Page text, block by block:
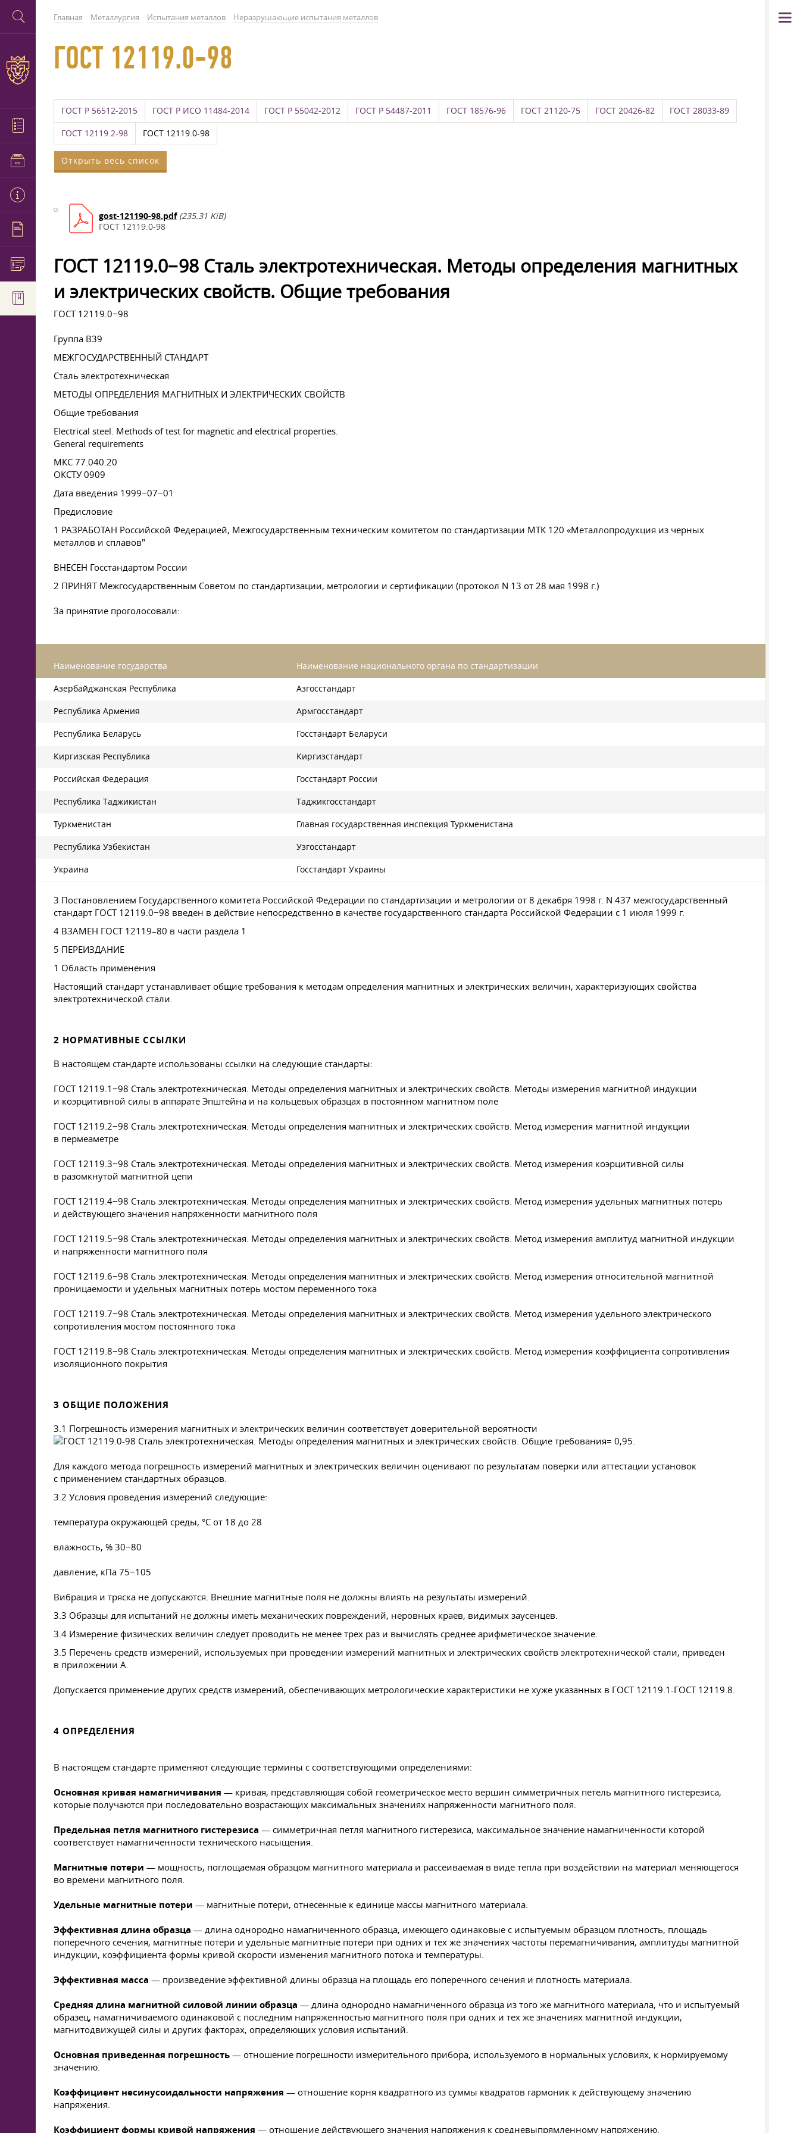
Главная Металлургия Испытания металлов Неразрушающие испытания металлов
ГОСТ 12119.0-98
ГОСТ Р 56512-2015 ГОСТ Р ИСО 11484-2014 ГОСТ Р 55042-2012 ГОСТ Р 54487-2011 ГОСТ 18576-96 ГОСТ 21120-75 ГОСТ 20426-82 ГОСТ 28033-89
ГОСТ 12119.2-98 ГОСТ 12119.0-98
Открыть весь список
gost-121190-98.pdf (235.31 KiB)
ГОСТ 12119.0-98
ГОСТ 12119.0−98 Сталь электротехническая. Методы определения магнитных
и электрических свойств. Общие требования
ГОСТ 12119.0−98
Группа В39
МЕЖГОСУДАРСТВЕННЫЙ СТАНДАРТ
Сталь электротехническая
МЕТОДЫ ОПРЕДЕЛЕНИЯ МАГНИТНЫХ И ЭЛЕКТРИЧЕСКИХ СВОЙСТВ
Общие требования
Electrical steel. Methods of test for magnetic and electrical properties.
General requirements
МКС 77.040.20
ОКСТУ 0909
Дата введения 1999−07−01
Предисловие
1 РАЗРАБОТАН Российской Федерацией, Межгосударственным техническим комитетом по стандартизации МТК 120 «Металлопродукция из черных
металлов и сплавов"
ВНЕСЕН Госстандартом России
2 ПРИНЯТ Межгосударственным Советом по стандартизации, метрологии и сертификации (протокол N 13 от 28 мая 1998 г.)
За принятие проголосовали:
Наименование государства Наименование национального органа по стандартизации
Азербайджанская Республика Азгосстандарт
Республика Армения Армгосстандарт
Республика Беларусь Госстандарт Беларуси
Киргизская Республика Киргизстандарт
Российская Федерация Госстандарт России
Республика Таджикистан Таджикгосстандарт
Туркменистан Главная государственная инспекция Туркменистана
Республика Узбекистан Узгосстандарт
Украина Госстандарт Украины
3 Постановлением Государственного комитета Российской Федерации по стандартизации и метрологии от 8 декабря 1998 г. N 437 межгосударственный
стандарт ГОСТ 12119.0−98 введен в действие непосредственно в качестве государственного стандарта Российской Федерации с 1 июля 1999 г.
4 ВЗАМЕН ГОСТ 12119–80 в части раздела 1
5 ПЕРЕИЗДАНИЕ
1 Область применения
Настоящий стандарт устанавливает общие требования к методам определения магнитных и электрических величин, характеризующих свойства
электротехнической стали.
2 НОРМАТИВНЫЕ ССЫЛКИ
В настоящем стандарте использованы ссылки на следующие стандарты:
ГОСТ 12119.1−98 Сталь электротехническая. Методы определения магнитных и электрических свойств. Методы измерения магнитной индукции
и коэрцитивной силы в аппарате Эпштейна и на кольцевых образцах в постоянном магнитном поле
ГОСТ 12119.2−98 Сталь электротехническая. Методы определения магнитных и электрических свойств. Метод измерения магнитной индукции
в пермеаметре
ГОСТ 12119.3−98 Сталь электротехническая. Методы определения магнитных и электрических свойств. Метод измерения коэрцитивной силы
в разомкнутой магнитной цепи
ГОСТ 12119.4−98 Сталь электротехническая. Методы определения магнитных и электрических свойств. Метод измерения удельных магнитных потерь
и действующего значения напряженности магнитного поля
ГОСТ 12119.5−98 Сталь электротехническая. Методы определения магнитных и электрических свойств. Метод измерения амплитуд магнитной индукции
и напряженности магнитного поля
ГОСТ 12119.6−98 Сталь электротехническая. Методы определения магнитных и электрических свойств. Метод измерения относительной магнитной
проницаемости и удельных магнитных потерь мостом переменного тока
ГОСТ 12119.7−98 Сталь электротехническая. Методы определения магнитных и электрических свойств. Метод измерения удельного электрического
сопротивления мостом постоянного тока
ГОСТ 12119.8−98 Сталь электротехническая. Методы определения магнитных и электрических свойств. Метод измерения коэффициента сопротивления
изоляционного покрытия
3 ОБЩИЕ ПОЛОЖЕНИЯ
3.1 Погрешность измерения магнитных и электрических величин соответствует доверительной вероятности
= 0,95.
Для каждого метода погрешность измерений магнитных и электрических величин оценивают по результатам поверки или аттестации установок
с применением стандартных образцов.
3.2 Условия проведения измерений следующие:
температура окружающей среды, °С от 18 до 28
влажность, % 30−80
давление, кПа 75−105
Вибрация и тряска не допускаются. Внешние магнитные поля не должны влиять на результаты измерений.
3.3 Образцы для испытаний не должны иметь механических повреждений, неровных краев, видимых заусенцев.
3.4 Измерение физических величин следует проводить не менее трех раз и вычислять среднее арифметическое значение.
3.5 Перечень средств измерений, используемых при проведении измерений магнитных и электрических свойств электротехнической стали, приведен
в приложении А.
Допускается применение других средств измерений, обеспечивающих метрологические характеристики не хуже указанных в ГОСТ 12119.1-ГОСТ 12119.8.
4 ОПРЕДЕЛЕНИЯ
В настоящем стандарте применяют следующие термины с соответствующими определениями:
Основная кривая намагничивания — кривая, представляющая собой геометрическое место вершин симметричных петель магнитного гистерезиса,
которые получаются при последовательно возрастающих максимальных значениях напряженности магнитного поля.
Предельная петля магнитного гистерезиса — симметричная петля магнитного гистерезиса, максимальное значение намагниченности которой
соответствует намагниченности технического насыщения.
Магнитные потери — мощность, поглощаемая образцом магнитного материала и рассеиваемая в виде тепла при воздействии на материал меняющегося
во времени магнитного поля.
Удельные магнитные потери — магнитные потери, отнесенные к единице массы магнитного материала.
Эффективная длина образца — длина однородно намагниченного образца, имеющего одинаковые с испытуемым образцом плотность, площадь
поперечного сечения, магнитные потери и удельные магнитные потери при одних и тех же значениях частоты перемагничивания, амплитуды магнитной
индукции, коэффициента формы кривой скорости изменения магнитного потока и температуры.
Эффективная масса — произведение эффективной длины образца на площадь его поперечного сечения и плотность материала.
Средняя длина магнитной силовой линии образца — длина однородно намагниченного образца из того же магнитного материала, что и испытуемый
образец, намагничиваемого одинаковой с последним напряженностью магнитного поля при одних и тех же значениях магнитной индукции,
магнитодвижущей силы и других факторах, определяющих условия испытаний.
Основная приведенная погрешность — отношение погрешности измерительного прибора, используемого в нормальных условиях, к нормируемому
значению.
Коэффициент несинусоидальности напряжения — отношение корня квадратного из суммы квадратов гармоник к действующему значению
напряжения.
Коэффициент формы кривой напряжения — отношение действующего значения напряжения к средневыпрямленному напряжению.